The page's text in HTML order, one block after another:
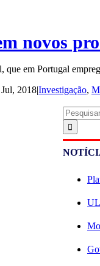
novos
que em Portugal
2018|Investigação,
Pesquisar